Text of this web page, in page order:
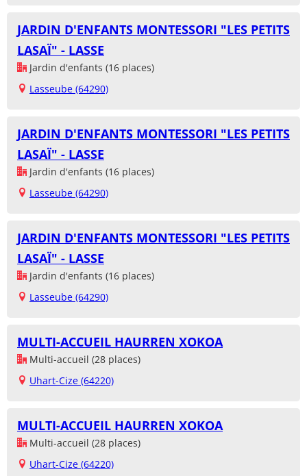
JARDIN D'ENFANTS MONTESSORI "LES PETITS
LASAÏ" - LASSE
Jardin d'enfants (16 places)
Lasseube (64290)
JARDIN D'ENFANTS MONTESSORI "LES PETITS
LASAÏ" - LASSE
Jardin d'enfants (16 places)
Lasseube (64290)
JARDIN D'ENFANTS MONTESSORI "LES PETITS
LASAÏ" - LASSE
Jardin d'enfants (16 places)
Lasseube (64290)
MULTI-ACCUEIL HAURREN XOKOA
Multi-accueil (28 places)
Uhart-Cize (64220)
MULTI-ACCUEIL HAURREN XOKOA
Multi-accueil (28 places)
Uhart-Cize (64220)